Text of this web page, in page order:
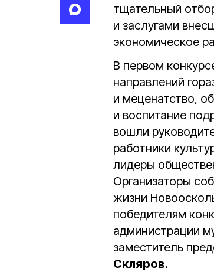
тщательный
и заслугами
экономическое
В первом
направлений
и меценатство,
и воспитание
вошли
работники
лидеры
Организаторы
жизни
победителям
администрации
заместитель
Скляров.